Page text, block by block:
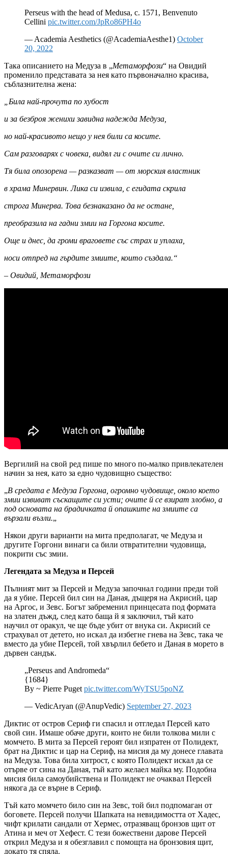
Perseus with the head of Medusa, c. 1571, Benvenuto
Cellini pic.twitter.com/JpRo86PH4o
— Academia Aesthetics (@AcademiaAesthe1) October
20, 2022
Така описанието на Медуза в „Метаморфози“ на Овидий
променило представата за нея като първоначално красива,
съблазнителна жена:
„Била най-прочута по хубост
и за безброя женихи завидна надежда Медуза,
но най-красивото нещо у нея били са косите.
Сам разговарях с човека, видял ги с очите си лично.
Тя била опозорена — разказват — от морския властник
в храма Минервин. Лика си извила, с егидата скрила
строга Минерва. Това безнаказано да не остане,
преобразила на гадни змии на Горгона косите.
Още и днес, да громи враговете със страх и уплаха,
носи отпред на гърдите змиите, които създала.“
– Овидий, Метаморфози
Вергилий на свой ред пише по много по-малко привлекателен
начин за нея, като за едно чудовищно същество:
„В средата е Медуза Горгона, огромно чудовище, около което
змии извиват съскащите си усти; очите й се взират злобно, а
под основата на брадичката й опашките на змиите са
вързали възли.„
Някои други варианти на мита предполагат, че Медуза и
другите Горгони винаги са били отвратителни чудовища,
покрити със змии.
Легендата за Медуза и Персей
Пълният мит за Персей и Медуза започнал години преди той
да я убие. Персей бил син на Даная, дъщеря на Акрисий, цар
на Аргос, и Зевс. Богът забременил принцесата под формата
на златен дъжд, след като баща й я заключил, тъй като
научил от оракул, че ще бъде убит от внука си. Акрисий се
страхувал от детето, но искал да избегне гнева на Зевс, така че
вместо да убие Персей, той хвърлил бебето и Даная в морето в
дървен сандък.
„Perseus and Andromeda“
{1684}
By ~ Pierre Puget pic.twitter.com/WyTSU5poNZ
— VedicAryan (@AnupVedic) September 27, 2023
Диктис от остров Сериф ги спасил и отгледал Персей като
свой син. Имаше обаче други, които не били толкова мили с
момчето. В мита за Персей героят бил изпратен от Полидект,
брат на Диктис и цар на Сериф, на мисия да му донесе главата
на Медуза. Това била хитрост, с която Полидект искал да се
отърве от сина на Даная, тъй като желаел майка му. Подобна
мисия била самоубийствена и Полидект не очаквал Персей
някога да се върне в Сериф.
Тъй като момчето било син на Зевс, той бил подпомаган от
боговете. Персей получи Шапката на невидимостта от Хадес,
чифт крилати сандали от Хермес, отразяващ бронзов щит от
Атина и меч от Хефест. С тези божествени дарове Персей
открил Медуза и я обезглавил с помощта на бронзовия щит,
докато тя спяла.